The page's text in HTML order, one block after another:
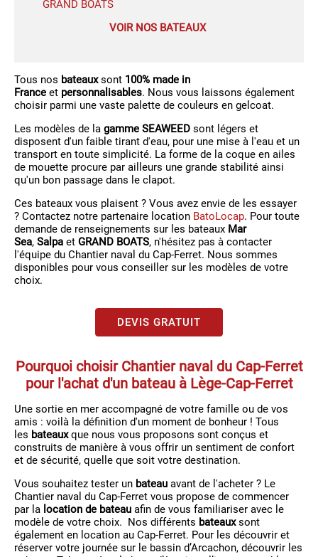
GRAND BOATS
VOIR NOS BATEAUX
Tous nos bateauxsont 100% made in
France et personnalisables. Nous vous laissons également
choisir parmi une vaste palette de couleurs en gelcoat.
Les modèles de la gamme SEAWEED sont légers et
disposent d'un faible tirant d'eau, pour une mise à l'eau et un
transport en toute simplicité. La forme de la coque en ailes
de mouette procure par ailleurs une grande stabilité ainsi
qu'un bon passage dans le clapot.
Ces bateaux vous plaisent ? Vous avez envie de les essayer
? Contactez notre partenaire location BatoLocap. Pour toute
demande de renseignements sur les bateaux Mar
Sea, Salpa et GRAND BOATS, n'hésitez pas à contacter
l'équipe du Chantier naval du Cap-Ferret. Nous sommes
disponibles pour vous conseiller sur les modèles de votre
choix.
DEVIS GRATUIT
Pourquoi choisir Chantier naval du Cap-Ferret
pour l'achat d'un bateau à Lège-Cap-Ferret
Une sortie en mer accompagné de votre famille ou de vos
amis : voilà la définition d'un moment de bonheur ! Tous
les bateauxque nous vous proposons sont conçus et
construits de manière à vous offrir un sentiment de confort
et de sécurité, quelle que soit votre destination.
Vous souhaitez tester un bateau avant de l'acheter ? Le
Chantier naval du Cap-Ferret vous propose de commencer
par la location de bateau afin de vous familiariser avec le
modèle de votre choix. Nos différents bateauxsont
également en location au Cap-Ferret. Pour les découvrir et
réserver votre journée sur le bassin d’Arcachon, découvrir les